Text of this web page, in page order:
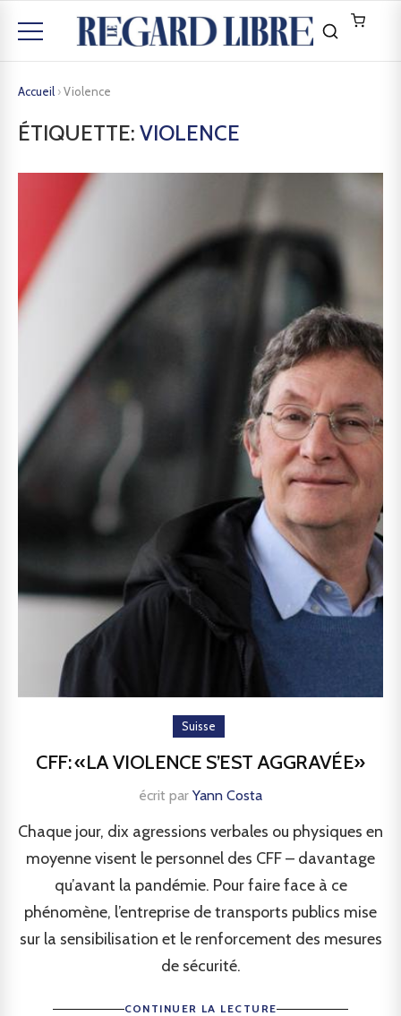
Accueil ›Violence
ÉTIQUETTE: VIOLENCE
Suisse
CFF: «LA VIOLENCE S’EST AGGRAVÉE»
écrit par Yann Costa
Chaque jour, dix agressions verbales ou physiques en
moyenne visent le personnel des CFF – davantage
qu’avant la pandémie. Pour faire face à ce
phénomène, l’entreprise de transports publics mise
sur la sensibilisation et le renforcement des mesures
de sécurité.
CONTINUER LA LECTURE